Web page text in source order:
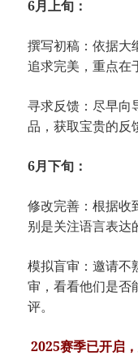
6月上旬：
撰写初稿：依据大
追求完美，重点在
寻求反馈：尽早向
品，获取宝贵的反
6月下旬：
修改完善：根据收
别是关注语言表达
模拟盲审：邀请不
审，看看他们是否
评。
2025赛季已开启